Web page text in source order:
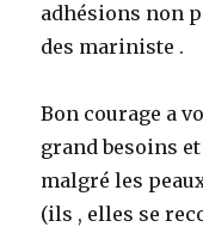
adhésions non
des mariniste .
Bon courage a
grand besoins
malgré les
(ils , elles se